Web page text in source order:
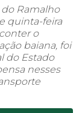
do Ramalho
quinta-feira
o
baiana, foi
do Estado
nesses